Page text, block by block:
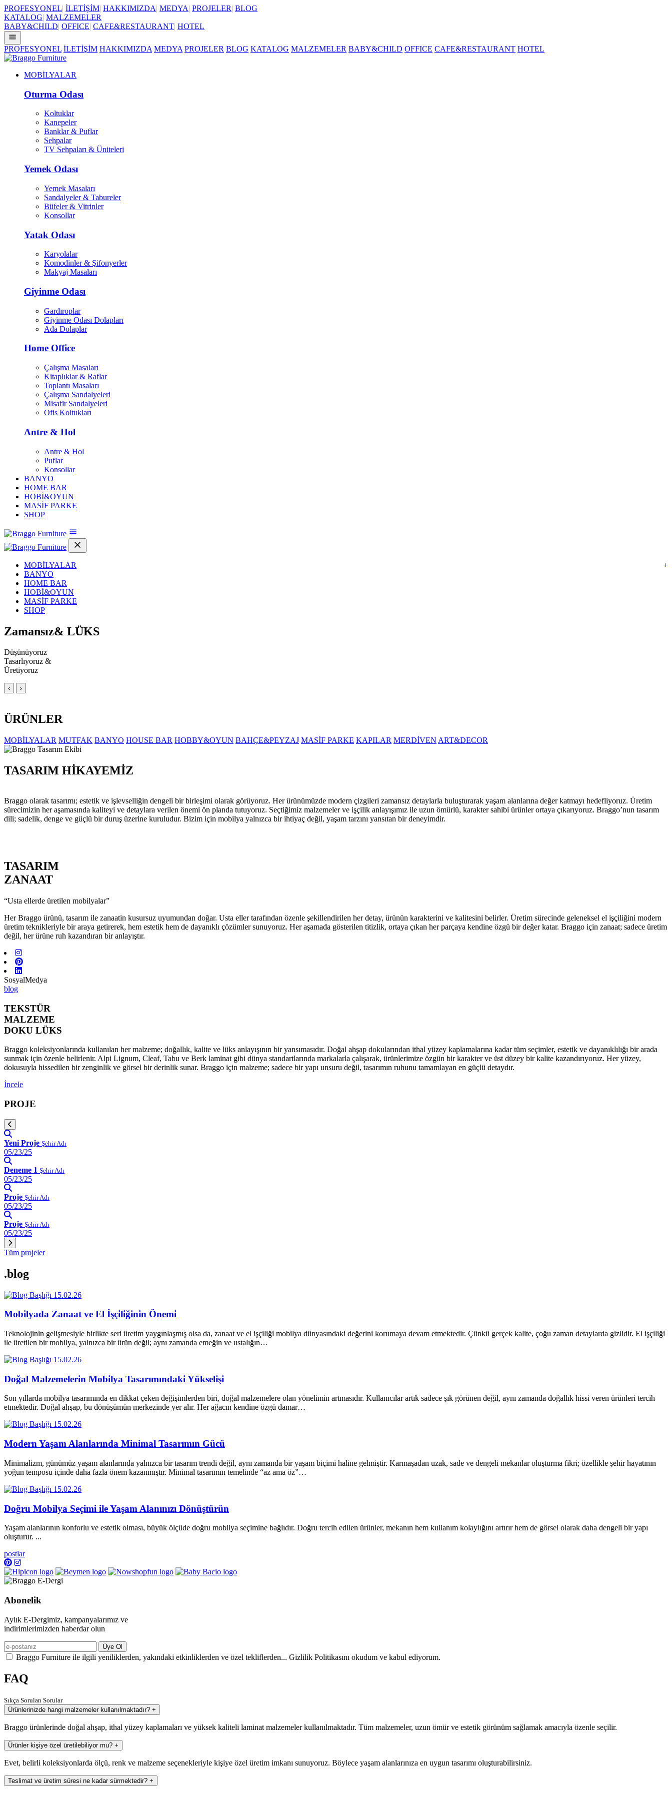
PROFESYONEL| İLETİŞİM| HAKKIMIZDA| MEDYA| PROJELER| BLOG
KATALOG| MALZEMELER
BABY&CHILD| OFFICE| CAFE&RESTAURANT| HOTEL
PROFESYONEL İLETİŞİM HAKKIMIZDA MEDYA PROJELER BLOG KATALOG MALZEMELER BABY&CHILD OFFICE CAFE&RESTAURANT HOTEL
MOBİLYALAR
Oturma Odası
Koltuklar
Kanepeler
Banklar & Puflar
Sehpalar
TV Sehpaları & Üniteleri
Yemek Odası
Yemek Masaları
Sandalyeler & Tabureler
Büfeler & Vitrinler
Konsollar
Yatak Odası
Karyolalar
Komodinler & Şifonyerler
Makyaj Masaları
Giyinme Odası
Gardıroplar
Giyinme Odası Dolapları
Ada Dolaplar
Home Office
Çalışma Masaları
Kitaplıklar & Raflar
Toplantı Masaları
Çalışma Sandalyeleri
Misafir Sandalyeleri
Ofis Koltukları
Antre & Hol
Antre & Hol
Puflar
Konsollar
BANYO
HOME BAR
HOBİ&OYUN
MASİF PARKE
SHOP
MOBİLYALAR
+
BANYO
HOME BAR
HOBİ&OYUN
MASİF PARKE
SHOP
Zamansız& LÜKS
Düşünüyoruz
Tasarlıyoruz &
Üretiyoruz
‹ ›
ÜRÜNLER
MOBİLYALAR MUTFAK BANYO HOUSE BAR HOBBY&OYUN BAHÇE&PEYZAJ MASİF PARKE KAPILAR MERDİVEN ART&DECOR
TASARIM HİKAYEMİZ
Braggo olarak tasarımı; estetik ve işlevselliğin dengeli bir birleşimi olarak görüyoruz. Her ürünümüzde modern çizgileri zamansız detaylarla buluşturarak yaşam alanlarına değer katmayı hedefliyoruz. Üretim
sürecimizin her aşamasında kaliteyi ve detaylara verilen önemi ön planda tutuyoruz. Seçtiğimiz malzemeler ve işçilik anlayışımız ile uzun ömürlü, karakter sahibi ürünler ortaya çıkarıyoruz. Braggo’nun tasarım
dili; sadelik, denge ve güçlü bir duruş üzerine kuruludur. Bizim için mobilya yalnızca bir ihtiyaç değil, yaşam tarzını yansıtan bir deneyimdir.
TASARIM
ZANAAT
“Usta ellerde üretilen mobilyalar”
Her Braggo ürünü, tasarım ile zanaatin kusursuz uyumundan doğar. Usta eller tarafından özenle şekillendirilen her detay, ürünün karakterini ve kalitesini belirler. Üretim sürecinde geleneksel el işçiliğini modern
üretim teknikleriyle bir araya getirerek, hem estetik hem de dayanıklı çözümler sunuyoruz. Her aşamada gösterilen titizlik, ortaya çıkan her parçaya kendine özgü bir değer katar. Braggo için zanaat; sadece üretim
değil, her ürüne ruh kazandıran bir anlayıştır.
SosyalMedya
blog
TEKSTÜR
MALZEME
DOKU LÜKS
Braggo koleksiyonlarında kullanılan her malzeme; doğallık, kalite ve lüks anlayışının bir yansımasıdır. Doğal ahşap dokularından ithal yüzey kaplamalarına kadar tüm seçimler, estetik ve dayanıklılığı bir arada
sunmak için özenle belirlenir. Alpi Lignum, Cleaf, Tabu ve Berk laminat gibi dünya standartlarında markalarla çalışarak, ürünlerimize özgün bir karakter ve üst düzey bir kalite kazandırıyoruz. Her yüzey,
dokusuyla hissedilen bir zenginlik ve görsel bir derinlik sunar. Braggo için malzeme; sadece bir yapı unsuru değil, tasarımın ruhunu tamamlayan en güçlü detaydır.
İncele
PROJE
Yeni Proje Şehir Adı
05/23/25
Deneme 1 Şehir Adı
05/23/25
Proje Şehir Adı
05/23/25
Proje Şehir Adı
05/23/25
Tüm projeler
.blog
15.02.26
Mobilyada Zanaat ve El İşçiliğinin Önemi
Teknolojinin gelişmesiyle birlikte seri üretim yaygınlaşmış olsa da, zanaat ve el işçiliği mobilya dünyasındaki değerini korumaya devam etmektedir. Çünkü gerçek kalite, çoğu zaman detaylarda gizlidir. El işçiliği
ile üretilen bir mobilya, yalnızca bir ürün değil; aynı zamanda emeğin ve ustalığın…
15.02.26
Doğal Malzemelerin Mobilya Tasarımındaki Yükselişi
Son yıllarda mobilya tasarımında en dikkat çeken değişimlerden biri, doğal malzemelere olan yönelimin artmasıdır. Kullanıcılar artık sadece şık görünen değil, aynı zamanda doğallık hissi veren ürünleri tercih
etmektedir. Doğal ahşap, bu dönüşümün merkezinde yer alır. Her ağacın kendine özgü damar…
15.02.26
Modern Yaşam Alanlarında Minimal Tasarımın Gücü
Minimalizm, günümüz yaşam alanlarında yalnızca bir tasarım trendi değil, aynı zamanda bir yaşam biçimi haline gelmiştir. Karmaşadan uzak, sade ve dengeli mekanlar oluşturma fikri; özellikle şehir hayatının
yoğun temposu içinde daha fazla önem kazanmıştır. Minimal tasarımın temelinde “az ama öz”…
15.02.26
Doğru Mobilya Seçimi ile Yaşam Alanınızı Dönüştürün
Yaşam alanlarının konforlu ve estetik olması, büyük ölçüde doğru mobilya seçimine bağlıdır. Doğru tercih edilen ürünler, mekanın hem kullanım kolaylığını artırır hem de görsel olarak daha dengeli bir yapı
oluşturur. ...
postlar
Abonelik
Aylık E-Dergimiz, kampanyalarımız ve
indirimlerimizden haberdar olun
Üye Ol
Braggo Furniture ile ilgili yeniliklerden, yakındaki etkinliklerden ve özel tekliflerden... Gizlilik Politikasını okudum ve kabul ediyorum.
FAQ
Sıkça Sorulan Sorular
Ürünlerinizde hangi malzemeler kullanılmaktadır? +
Braggo ürünlerinde doğal ahşap, ithal yüzey kaplamaları ve yüksek kaliteli laminat malzemeler kullanılmaktadır. Tüm malzemeler, uzun ömür ve estetik görünüm sağlamak amacıyla özenle seçilir.
Ürünler kişiye özel üretilebiliyor mu? +
Evet, belirli koleksiyonlarda ölçü, renk ve malzeme seçenekleriyle kişiye özel üretim imkanı sunuyoruz. Böylece yaşam alanlarınıza en uygun tasarımı oluşturabilirsiniz.
Teslimat ve üretim süresi ne kadar sürmektedir? +